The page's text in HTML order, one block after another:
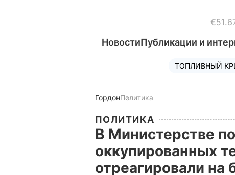
НовостиПубликации и
ТОПЛИВНЫЙ
ГордонПолитика
ПОЛИТИКА
В Министерстве
оккупированных
отреагировали на